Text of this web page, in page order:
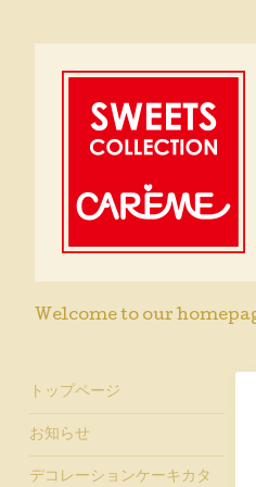
Welcome to our
トップページ
お知らせ
デコレーションケーキカタ